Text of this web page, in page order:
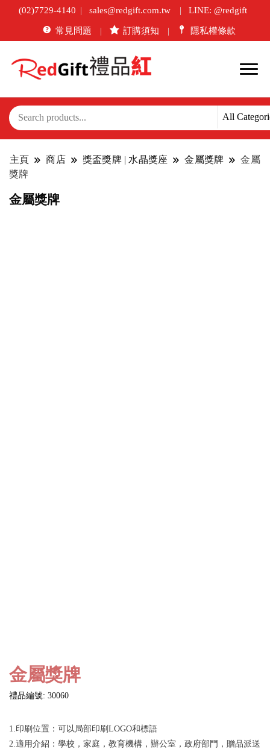
(02)7729-4140 sales@redgift.com.tw LINE: @redgift
常見問題 訂購須知 隱私權條款
主頁 商店 獎盃獎牌 | 水晶獎座 金屬獎牌
金屬
獎牌
金屬獎牌
金屬獎牌
禮品編號: 30060
1.印刷位置：可以局部印刷LOGO和標語
2.適用介紹：學校，家庭，教育機構，辦公室，政府部門，贈品派送